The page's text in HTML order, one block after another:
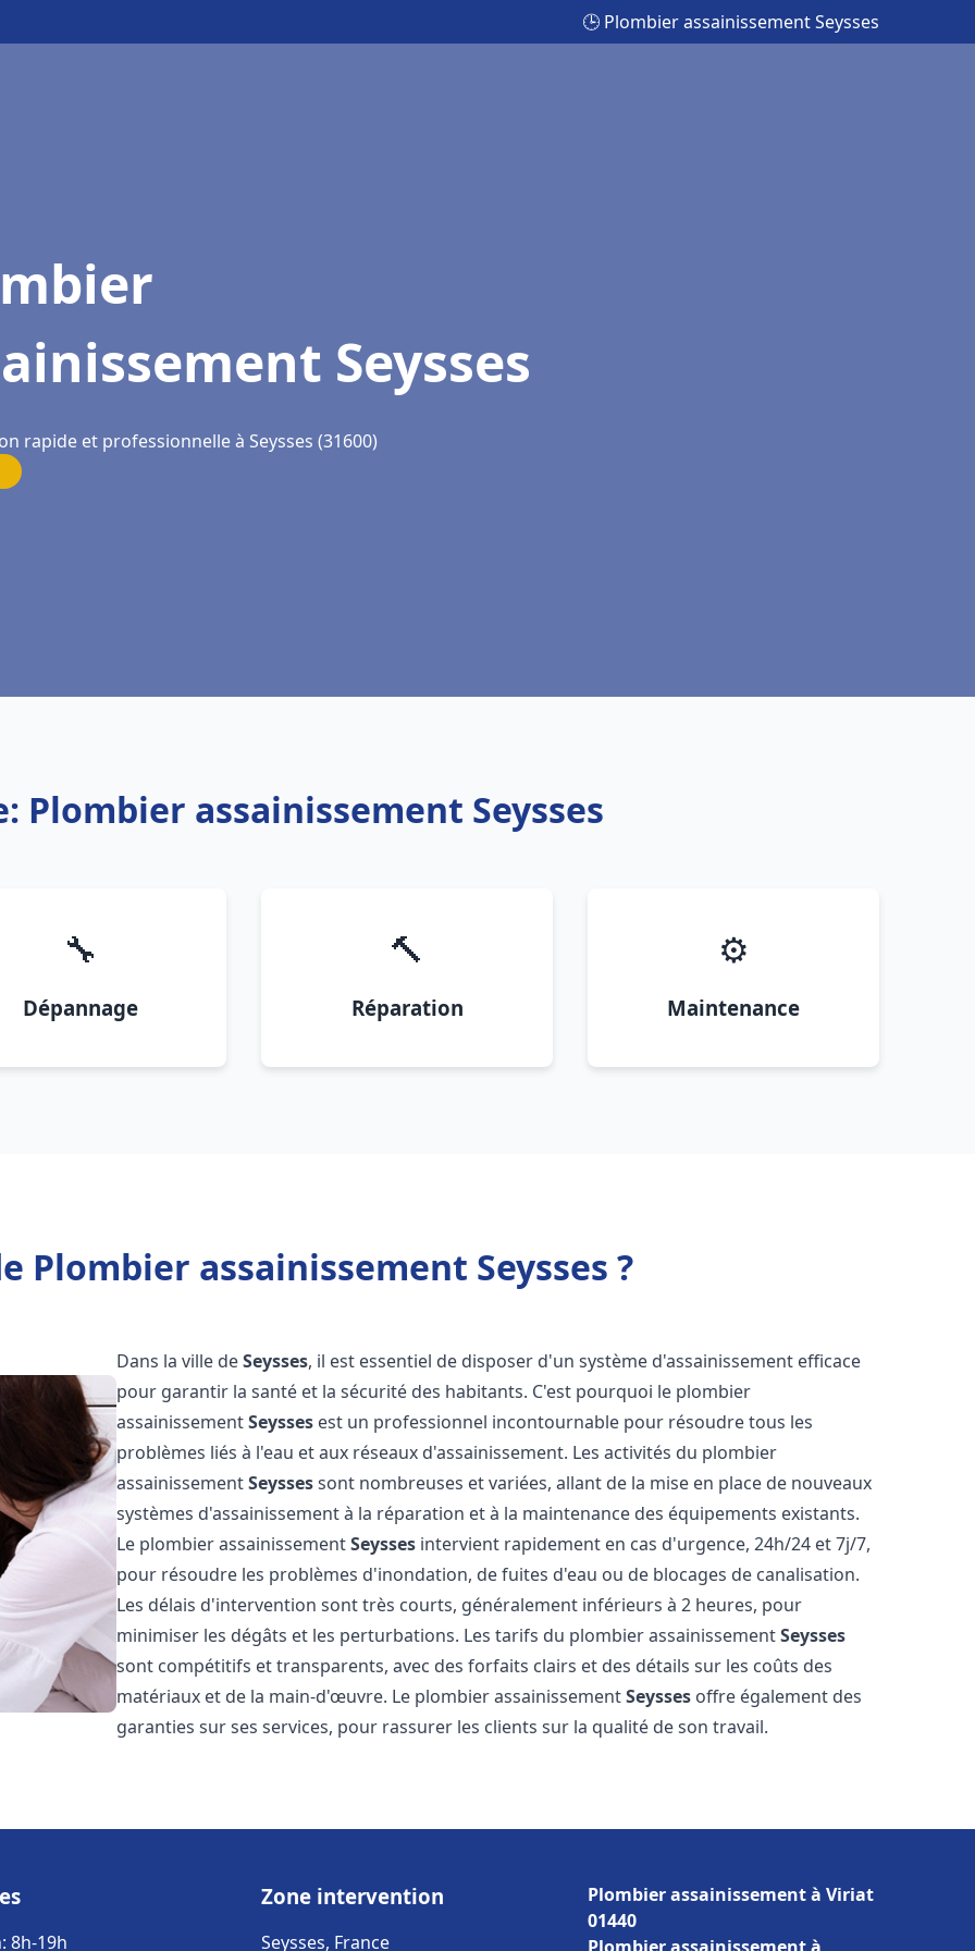
🕒 Plombier assainissement Seysses
Seysses
rapide et professionnelle à Seysses (31600)
Plombier assainissement Seysses
🔧
Dépannage
🔨
Réparation
⚙️
Maintenance
Plombier assainissement Seysses ?
Dans la ville deSeysses, il est essentiel de disposer d'un système d'assainissement efficace
pour garantir la santé et la sécurité des habitants. C'est pourquoi le plombier
assainissementSeysses est un professionnel incontournable pour résoudre tous les
problèmes liés à l'eau et aux réseaux d'assainissement. Les activités du plombier
assainissementSeyssessont nombreuses et variées, allant de la mise en place de nouveaux
systèmes d'assainissement à la réparation et à la maintenance des équipements existants.
Le plombier assainissementSeysses intervient rapidement en cas d'urgence, 24h/24 et 7j/7,
pour résoudre les problèmes d'inondation, de fuites d'eau ou de blocages de canalisation.
Les délais d'intervention sont très courts, généralement inférieurs à 2 heures, pour
minimiser les dégâts et les perturbations. Les tarifs du plombier assainissementSeysses
sont compétitifs et transparents, avec des forfaits clairs et des détails sur les coûts des
matériaux et de la main-d'œuvre. Le plombier assainissementSeysses offre également des
garanties sur ses services, pour rassurer les clients sur la qualité de son travail.
8h-19h
Zone intervention
Seysses, France
Plombier assainissement à Viriat
01440